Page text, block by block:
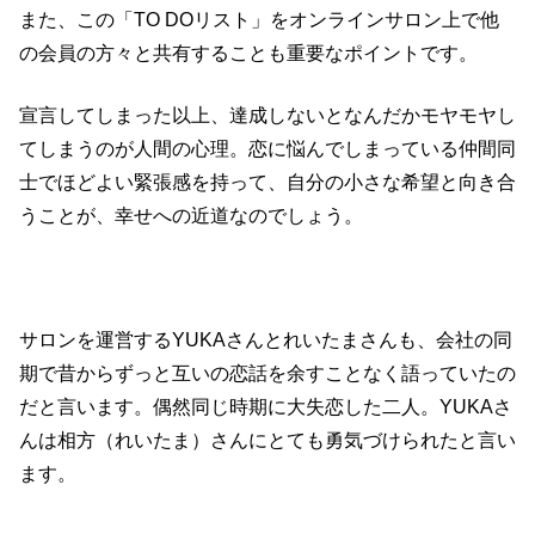
また、この「TO DOリスト」をオンラインサロン上で他
の会員の方々と共有することも重要なポイントです。
宣言してしまった以上、達成しないとなんだかモヤモヤし
てしまうのが人間の心理。恋に悩んでしまっている仲間同
士でほどよい緊張感を持って、自分の小さな希望と向き合
うことが、幸せへの近道なのでしょう。
サロンを運営するYUKAさんとれいたまさんも、会社の同
期で昔からずっと互いの恋話を余すことなく語っていたの
だと言います。偶然同じ時期に大失恋した二人。YUKAさ
んは相方（れいたま）さんにとても勇気づけられたと言い
ます。